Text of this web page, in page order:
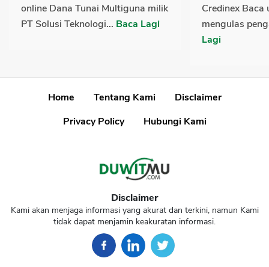
online Dana Tunai Multiguna milik
PT Solusi Teknologi... Baca Lagi
Credinex Baca
mengulas
Lagi
Home Tentang Kami
Disclaimer
Privacy Policy
Hubungi Kami
Disclaimer
Kami akan menjaga informasi yang akurat dan terkini, namun Kami
tidak dapat menjamin keakuratan informasi.